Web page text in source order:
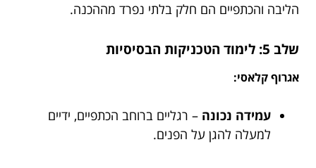
הליבה והכתפיים הם חלק בלתי נפרד מההכנה.
שלב 5: לימוד הטכניקות הבסיסיות
אגרוף קלאסי:
עמידה נכונה – רגליים ברוחב הכתפיים, ידיים
למעלה להגן על הפנים.